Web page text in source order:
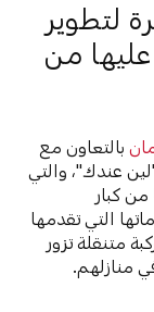
لتطوير
من
بالتعاون مع
عندك"، والتي
كبار
التي تقدمها
متنقلة تزور
منازلهم.